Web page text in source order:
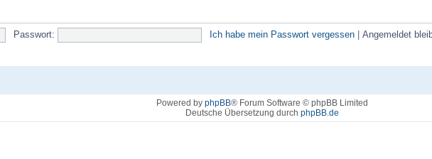
Passwort: Ich habe mein Passwort vergessen | Angemeldet
Powered by phpBB® Forum Software © phpBB Limited
Deutsche Übersetzung durch phpBB.de